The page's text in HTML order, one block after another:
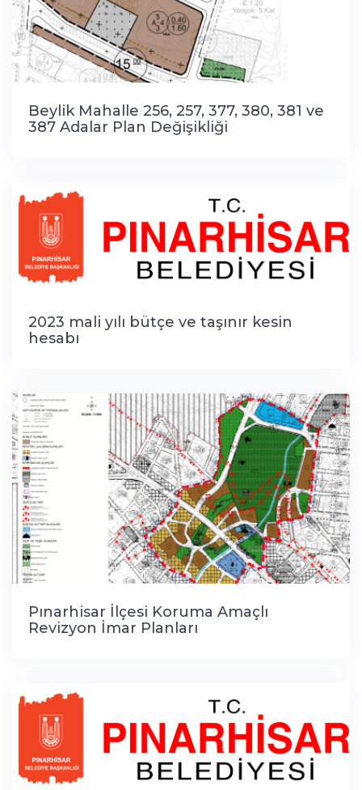
Beylik Mahalle 256, 257, 377, 380, 381 ve
387 Adalar Plan Değişikliği
2023 mali yılı bütçe ve taşınır kesin
hesabı
Pınarhisar İlçesi Koruma Amaçlı
Revizyon İmar Planları